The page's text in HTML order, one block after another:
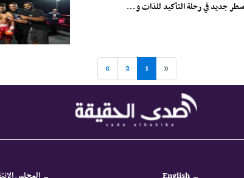
جديد في رحلة التأكيد للذات و...
«
1
2
»